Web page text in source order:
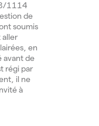
1114
de
soumis
aller
en
avant de
régi par
il ne
à